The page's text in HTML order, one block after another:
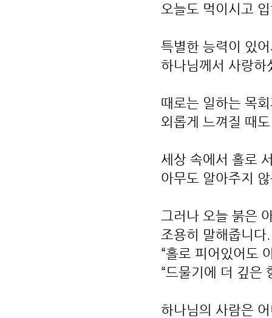
오늘도 먹이시고
특별한 능력이 있
하나님께서 사랑
때로는 일하는 목
외롭게 느껴질 때
세상 속에서 홀로
아무도 알아주지
그러나 오늘 붉은
조용히 말해줍니다.
“홀로 피어있어도
“드물기에 더 깊은
하나님의 사람은